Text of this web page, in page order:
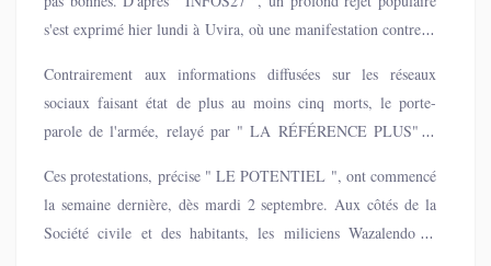
s'est exprimé hier lundi à Uvira, où une manifestation contre la
l'appel des Wazalendo et de la société civile, des milliers de
manifestants sont descendus dans la rue pour dénoncer une
nomination jugée controversée.
Contrairement aux informations diffusées sur les réseaux
sociaux faisant état de plus au moins cinq morts, le porte-
parole de l'armée, relayé par " LA RÉFÉRENCE PLUS", a
perdue et de neuf blessés, dont quatre militaires
Ces protestations, précise " LE POTENTIEL ", ont commencé
la semaine dernière, dès mardi 2 septembre. Aux côtés de la
Société civile et des habitants, les miliciens Wazalendo se